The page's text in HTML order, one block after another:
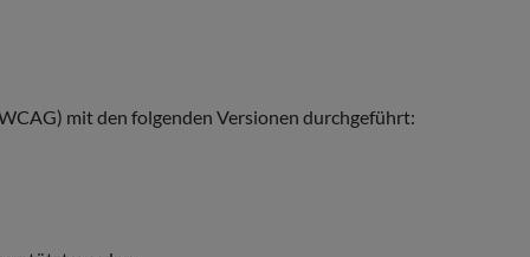
mit den folgenden Versionen durchgeführt: